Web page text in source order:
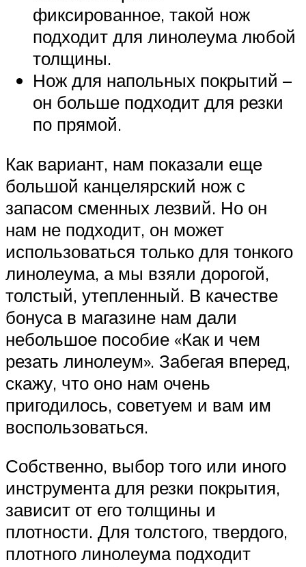
фиксированное, такой нож
подходит для линолеума любой
толщины.
Нож для напольных покрытий –
он больше подходит для резки
по прямой.
Как вариант, нам показали еще
большой канцелярский нож с
запасом сменных лезвий. Но он
нам не подходит, он может
использоваться только для тонкого
линолеума, а мы взяли дорогой,
толстый, утепленный. В качестве
бонуса в магазине нам дали
небольшое пособие «Как и чем
резать линолеум». Забегая вперед,
скажу, что оно нам очень
пригодилось, советуем и вам им
воспользоваться.
Собственно, выбор того или иного
инструмента для резки покрытия,
зависит от его толщины и
плотности. Для толстого, твердого,
плотного линолеума подходит